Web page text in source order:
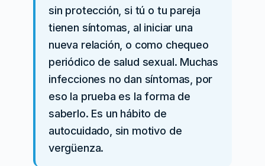
sin protección, si tú o tu pareja
tienen síntomas, al iniciar una
nueva relación, o como chequeo
periódico de salud sexual. Muchas
infecciones no dan síntomas, por
eso la prueba es la forma de
saberlo. Es un hábito de
autocuidado, sin motivo de
vergüenza.